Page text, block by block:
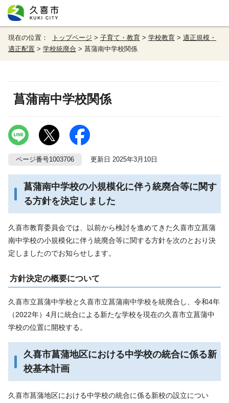
現在の位置： トップページ > 子育て・教育 > 学校教育 > 適正規模・
適正配置 > 学校統廃合 > 菖蒲南中学校関係
菖蒲南中学校関係
ページ番号1003706 更新日 2025年3月10日
菖蒲南中学校の小規模化に伴う統廃合等に関す
る方針を決定しました
久喜市教育委員会では、以前から検討を進めてきた久喜市立菖蒲
南中学校の小規模化に伴う統廃合等に関する方針を次のとおり決
定しましたのでお知らせします。
方針決定の概要について
久喜市立菖蒲中学校と久喜市立菖蒲南中学校を統廃合し、令和4年
（2022年）4月に統合による新たな学校を現在の久喜市立菖蒲中
学校の位置に開校する。
久喜市菖蒲地区における中学校の統合に係る新
校基本計画
久喜市菖蒲地区における中学校の統合に係る新校の設立につい